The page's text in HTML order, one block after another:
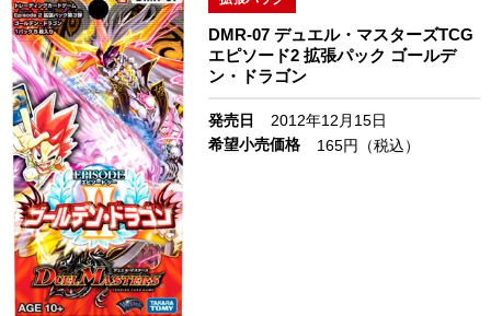
DMR-07 デュエル・マスターズTCG
エピソード2 拡張パック ゴールデ
ン・ドラゴン
発売日
2012年12月15日
希望小売価格
165円（税込）